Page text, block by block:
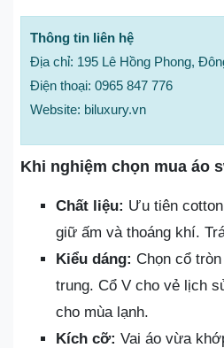
Thông tin liên hệ
Địa chỉ: 195 Lê Hồng Phong,
Điện thoại: 0965 847 776
Website: biluxury.vn
Khi nghiệm chọn mua áo
Chất liệu: Ưu tiên
giữ ấm và thoáng khí.
Kiểu dáng: Chọn cổ
trung. Cổ V cho vẻ lịch
cho mùa lạnh.
Kích cỡ: Vai áo vừa